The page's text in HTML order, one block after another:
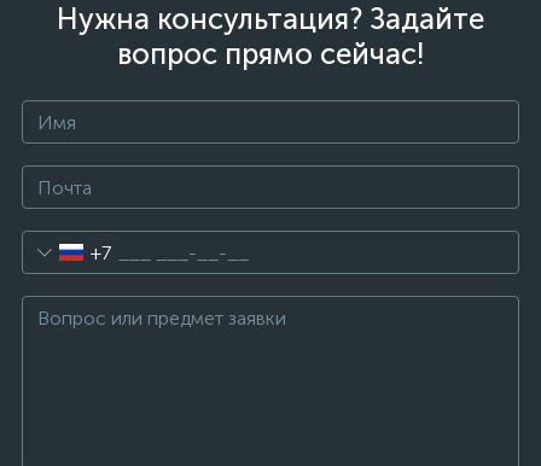
Нужна консультация? Задайте
вопрос прямо сейчас!
+7